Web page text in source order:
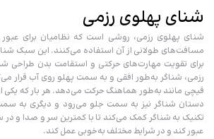
شنای پهلوی رزمی
شنای پهلوی رزمی، روشی است که نظامیان برای
مسافت‌های طولانی از آن استفاده می‌کنند. این سبک شنا
برای تقویت مهارت‌های حرکتی و استقامت بدن
رزمی، شناگر به‌طور افقی و به سمت پهلو روی آب قرار
قیچی مانند به‌طور هماهنگ حرکت می‌دهد. هر بار که یکی
دستان شناگر نیز به سمت جلو می‌رود و دیگری به
تکنیک به شناگر کمک می‌کند تا با کمترین سر و صدا و در
عبور کند و در شرایط مختلف به‌خوبی عمل کند.